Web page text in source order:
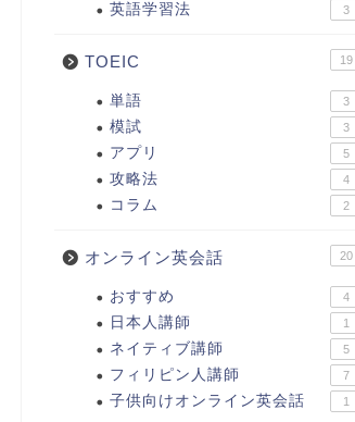
英語学習法 3
TOEIC 19
単語 3
模試 3
アプリ 5
攻略法 4
コラム 2
オンライン英会話 20
おすすめ 4
日本人講師 1
ネイティブ講師 5
フィリピン人講師 7
子供向けオンライン英会話 1